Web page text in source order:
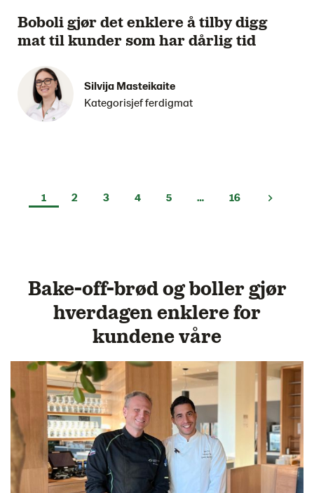
Boboli gjør det enklere å tilby digg
mat til kunder som har dårlig tid
Silvija Masteikaite
Kategorisjef ferdigmat
1 2 3 4 5 … 16
Bake-off-brød og boller gjør
hverdagen enklere for
kundene våre